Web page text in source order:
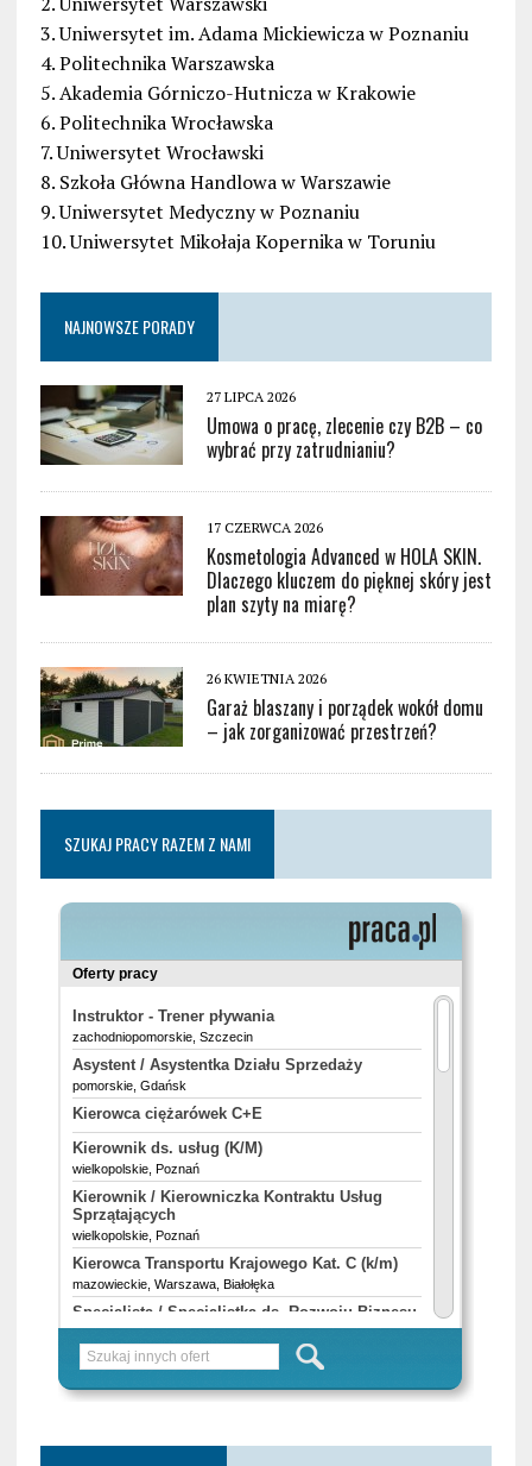
3. Uniwersytet im. Adama Mickiewicza w Poznaniu
4. Politechnika Warszawska
5. Akademia Górniczo-Hutnicza w Krakowie
6. Politechnika Wrocławska
7. Uniwersytet Wrocławski
8. Szkoła Główna Handlowa w Warszawie
9. Uniwersytet Medyczny w Poznaniu
10. Uniwersytet Mikołaja Kopernika w Toruniu
NAJNOWSZE PORADY
27 LIPCA 2026
Umowa o pracę, zlecenie czy B2B – co
wybrać przy zatrudnianiu?
17 CZERWCA 2026
Kosmetologia Advanced w HOLA SKIN.
Dlaczego kluczem do pięknej skóry jest
plan szyty na miarę?
26 KWIETNIA 2026
Garaż blaszany i porządek wokół domu
– jak zorganizować przestrzeń?
SZUKAJ PRACY RAZEM Z NAMI